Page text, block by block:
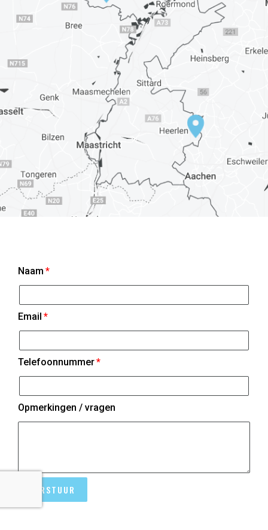
Naam
Email
Telefoonnummer
Opmerkingen / vragen
VERSTUUR